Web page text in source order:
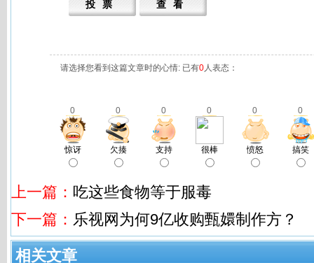
请选择您看到这篇文章时的心情: 已有0人表态：
0 0 0 0 0 0
惊讶 欠揍 支持 很棒 愤怒 搞笑
上一篇： 吃这些食物等于服毒
下一篇： 乐视网为何9亿收购甄嬛制作方？
相关文章